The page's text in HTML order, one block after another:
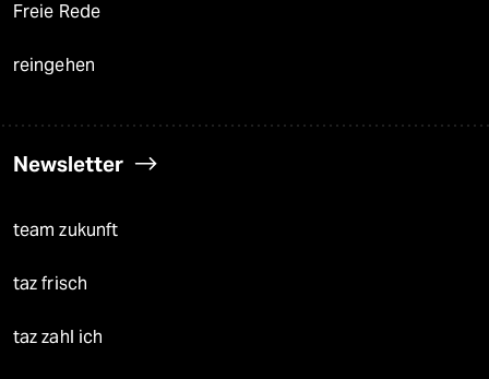
Freie Rede
reingehen
Newsletter
team zukunft
taz frisch
taz zahl ich